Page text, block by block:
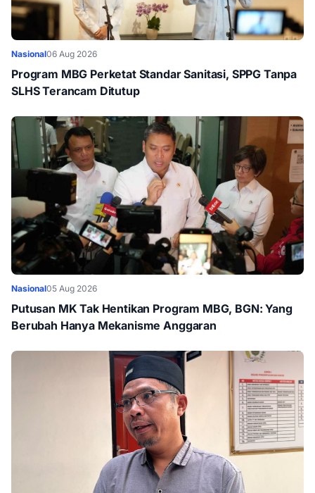
Nasional06 Aug 2026
Program MBG Perketat Standar Sanitasi, SPPG Tanpa
SLHS Terancam Ditutup
Nasional05 Aug 2026
Putusan MK Tak Hentikan Program MBG, BGN: Yang
Berubah Hanya Mekanisme Anggaran